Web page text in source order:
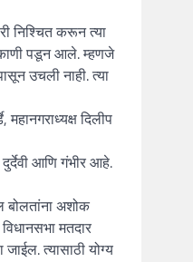
निश्चित करून त्या
पडून आले. म्हणजे
उचली नाही. त्या
दिलीप
आणि गंभीर आहे.
बोलतांना अशोक
मतदार
त्यासाठी योग्य